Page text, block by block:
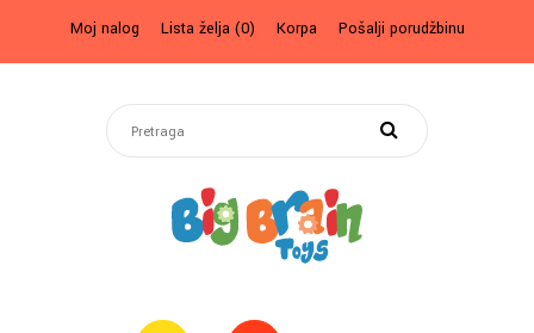
Moj nalog Lista želja (0) Korpa Pošalji porudžbinu